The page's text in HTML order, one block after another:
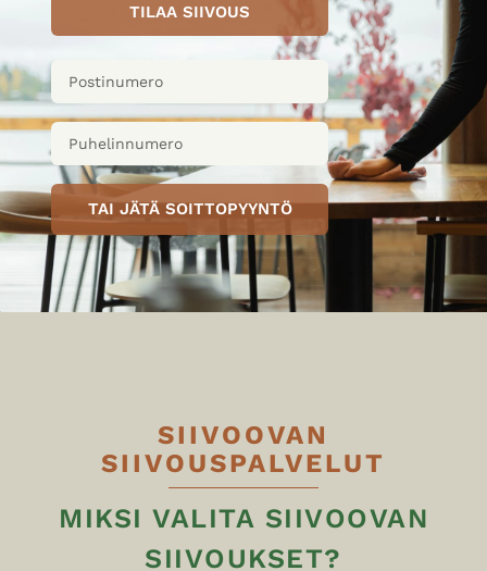
TILAA SIIVOUS
TAI JÄTÄ SOITTOPYYNTÖ
SIIVOOVAN
SIIVOUSPALVELUT
MIKSI VALITA SIIVOOVAN
SIIVOUKSET?